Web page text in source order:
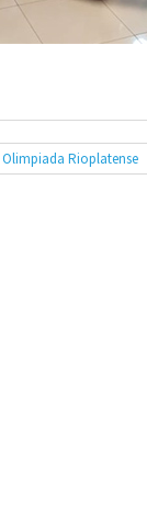
Olimpiada Rioplatense